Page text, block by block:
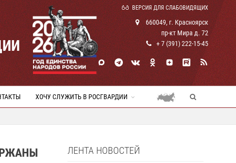
ВЕРСИЯ ДЛЯ СЛАБОВИДЯЩИХ
660049, г. Красноярск
пр-кт Мира д. 72
+ 7 (391) 222-15-45
ХОЧУ СЛУЖИТЬ В РОСГВАРДИИ
ЛЕНТА НОВОСТЕЙ